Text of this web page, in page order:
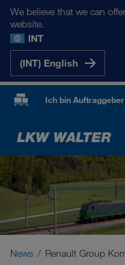
We believe that we can
website.
INT
(INT) English
Ich bin Auftraggeber
News Renault Group